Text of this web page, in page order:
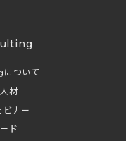
ついて
材
ナー
ド